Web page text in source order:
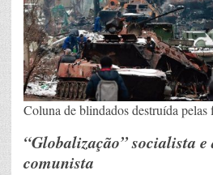
Coluna de blindados destruída pelas
“Globalização” socialista e
comunista